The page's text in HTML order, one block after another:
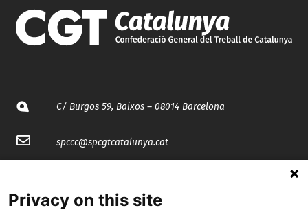
C/ Burgos 59, Baixos – 08014 Barcelona
spccc@spcgtcatalunya.cat
Privacy on this site